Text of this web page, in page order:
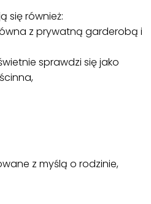
się również:
z prywatną garderobą i
sprawdzi się jako
z myślą o rodzinie,